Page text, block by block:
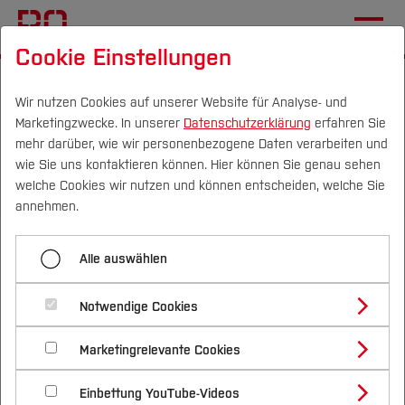
Campus Personen DE|EN Quicklinks
Studium
Studienangebote
Bachelorstudiengänge
Masterstudiengänge
Vor dem Studium
Bewerben & Einschreiben
Bewerbungsportal
Im Studium
Studienbüros und Prüfungen
Nach dem Studium
Forschung & Transfer
Profil
Forschungs- und Transferprofil
Schwerpunkte (FuT)
Beratung & Förderung
Nachhaltigkeit
Nachhaltigkeit studieren
International
Freitag (27.11.2026)
Workshop 9
Menü aufklappen
Workshop 2
Workshop 3
Workshop 4
Workshop 5
Workshop 9: Eine
Schmerzedukation starten – Inhalte
auswählen und Gespräch beginnen
Cookie Einstellungen
Wir nutzen Cookies auf unserer Website für Analyse- und
Marketingzwecke. In unserer Datenschutzerklärung erfahren Sie
mehr darüber, wie wir personenbezogene Daten verarbeiten und
wie Sie uns kontaktieren können. Hier können Sie genau sehen
welche Cookies wir nutzen und können entscheiden, welche Sie
annehmen.
Alle auswählen
Notwendige Cookies
Marketingrelevante Cookies
Einbettung YouTube-Videos